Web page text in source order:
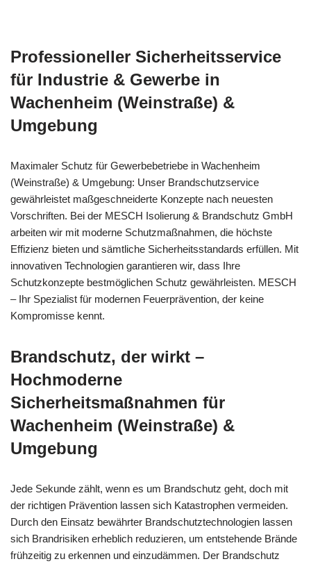
Professioneller Sicherheitsservice
für Industrie & Gewerbe in
Wachenheim (Weinstraße) &
Umgebung
Maximaler Schutz für Gewerbebetriebe in Wachenheim
(Weinstraße) & Umgebung: Unser Brandschutzservice
gewährleistet maßgeschneiderte Konzepte nach neuesten
Vorschriften. Bei der MESCH Isolierung & Brandschutz GmbH
arbeiten wir mit moderne Schutzmaßnahmen, die höchste
Effizienz bieten und sämtliche Sicherheitsstandards erfüllen. Mit
innovativen Technologien garantieren wir, dass Ihre
Schutzkonzepte bestmöglichen Schutz gewährleisten. MESCH
– Ihr Spezialist für modernen Feuerprävention, der keine
Kompromisse kennt.
Brandschutz, der wirkt –
Hochmoderne
Sicherheitsmaßnahmen für
Wachenheim (Weinstraße) &
Umgebung
Jede Sekunde zählt, wenn es um Brandschutz geht, doch mit
der richtigen Prävention lassen sich Katastrophen vermeiden.
Durch den Einsatz bewährter Brandschutztechnologien lassen
sich Brandrisiken erheblich reduzieren, um entstehende Brände
frühzeitig zu erkennen und einzudämmen. Der Brandschutz